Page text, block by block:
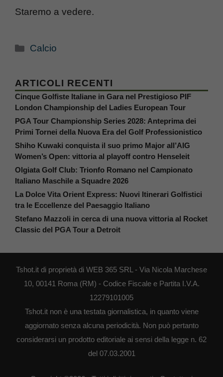
Staremo a vedere.
Categorie
Calcio
ARTICOLI RECENTI
Cinque Golfiste Italiane in Gara nel Prestigioso PIF
London Championship del Ladies European Tour
PGA Tour Championship Series 2028: Anteprima dei
Primi Tornei della Nuova Era del Golf Professionistico
Shiho Kuwaki conquista il suo primo Major all’AIG
Women’s Open: vittoria al playoff contro Henseleit
Olgiata Golf Club: Trionfo Romano nel Campionato
Italiano Maschile a Squadre 2026
La Dolce Vita Orient Express: Nuovi Itinerari Golfistici
tra le Eccellenze del Paesaggio Italiano
Stefano Mazzoli in cerca di una nuova vittoria al Rocket
Classic del PGA Tour a Detroit
Tshot.it di proprietà di WEB 365 SRL - Via Nicola Marchese
10, 00141 Roma (RM) - Codice Fiscale e Partita I.V.A.
12279101005
Tshot.it non è una testata giornalistica, in quanto viene
aggiornato senza alcuna periodicità. Non può pertanto
considerarsi un prodotto editoriale ai sensi della legge n. 62
del 07.03.2001